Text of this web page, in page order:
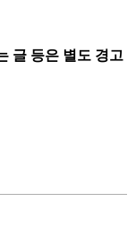
글 등은 별도 경고